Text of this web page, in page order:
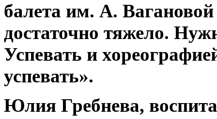
балета им. А.
достаточно тяжело.
Успевать и
успевать».
Юлия Гребнева,